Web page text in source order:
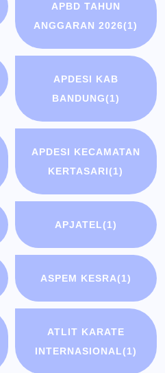
APBD TAHUN
ANGGARAN 2026(1)
APDESI KAB
BANDUNG(1)
APDESI KECAMATAN
KERTASARI(1)
APJATEL(1)
ASPEM KESRA(1)
ATLIT KARATE
INTERNASIONAL(1)